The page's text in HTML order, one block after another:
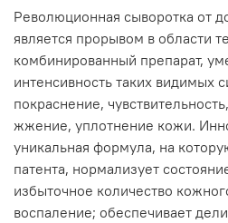
Революционная сыворотка от
является прорывом в области
комбинированный препарат,
интенсивность таких видимых
покраснение,
жжение, уплотнение кожи.
уникальная формула, на
патента, нормализует
избыточное количество
воспаление; обеспечивает